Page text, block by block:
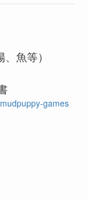
魚等）
games